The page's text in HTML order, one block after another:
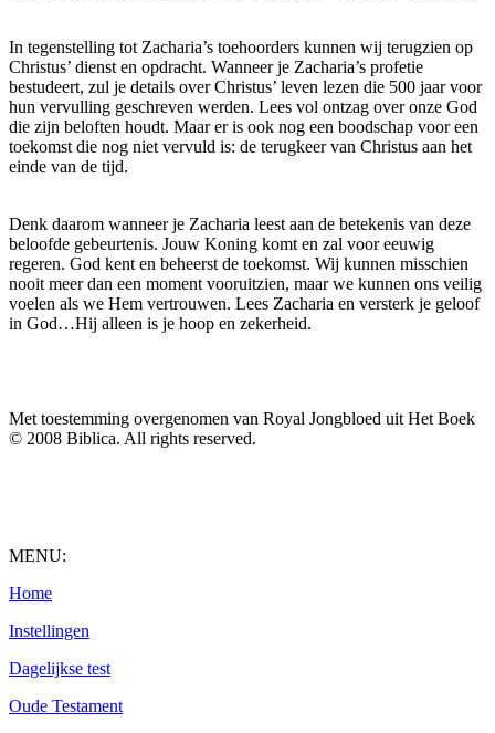
In tegenstelling tot Zacharia’s toehoorders kunnen wij terugzien op
Christus’ dienst en opdracht. Wanneer je Zacharia’s profetie
bestudeert, zul je details over Christus’ leven lezen die 500 jaar voor
hun vervulling geschreven werden. Lees vol ontzag over onze God
die zijn beloften houdt. Maar er is ook nog een boodschap voor een
toekomst die nog niet vervuld is: de terugkeer van Christus aan het
einde van de tijd.
Denk daarom wanneer je Zacharia leest aan de betekenis van deze
beloofde gebeurtenis. Jouw Koning komt en zal voor eeuwig
regeren. God kent en beheerst de toekomst. Wij kunnen misschien
nooit meer dan een moment vooruitzien, maar we kunnen ons veilig
voelen als we Hem vertrouwen. Lees Zacharia en versterk je geloof
in God…Hij alleen is je hoop en zekerheid.
Met toestemming overgenomen van Royal Jongbloed uit Het Boek
© 2008 Biblica. All rights reserved.
MENU:
Home
Instellingen
Dagelijkse test
Oude Testament